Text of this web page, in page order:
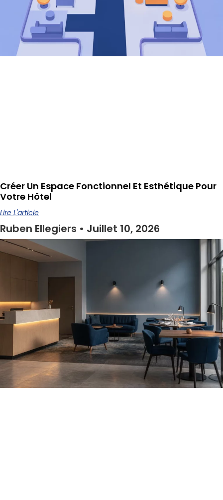
Créer Un Espace Fonctionnel Et Esthétique Pour
Votre Hôtel
Lire L'article
Ruben Ellegiers Juillet 10, 2026